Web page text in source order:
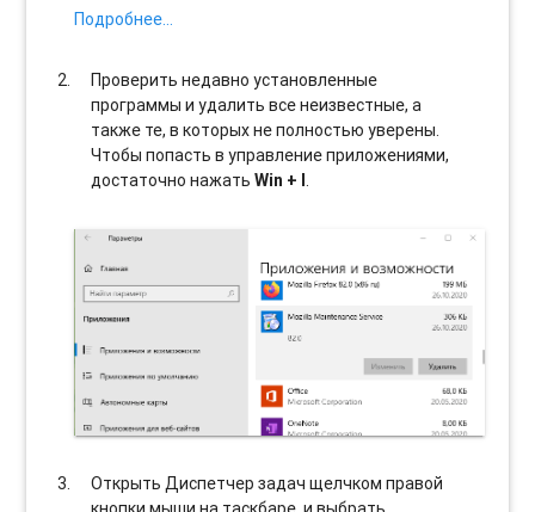
Подробнее…
Проверить недавно установленные
программы и удалить все неизвестные, а
также те, в которых не полностью уверены.
Чтобы попасть в управление приложениями,
достаточно нажатьWin + I.
Открыть Диспетчер задач щелчком правой